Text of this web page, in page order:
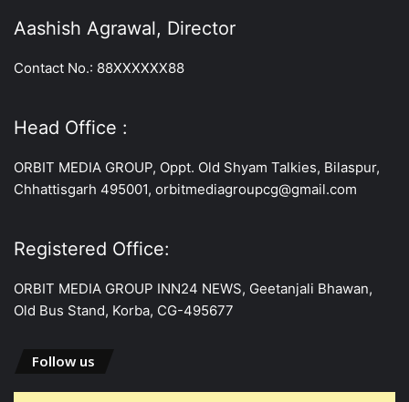
Aashish Agrawal, Director
Contact No.: 88XXXXXX88
Head Office :
ORBIT MEDIA GROUP, Oppt. Old Shyam Talkies, Bilaspur,
Chhattisgarh 495001, orbitmediagroupcg@gmail.com
Registered Office:
ORBIT MEDIA GROUP INN24 NEWS, Geetanjali Bhawan,
Old Bus Stand, Korba, CG-495677
Follow us